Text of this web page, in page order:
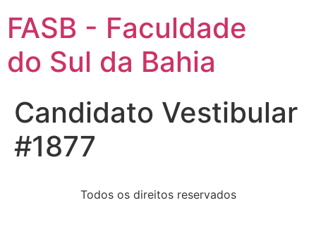
FASB - Faculdade
do Sul da Bahia
Candidato Vestibular
#1877
Todos os direitos reservados